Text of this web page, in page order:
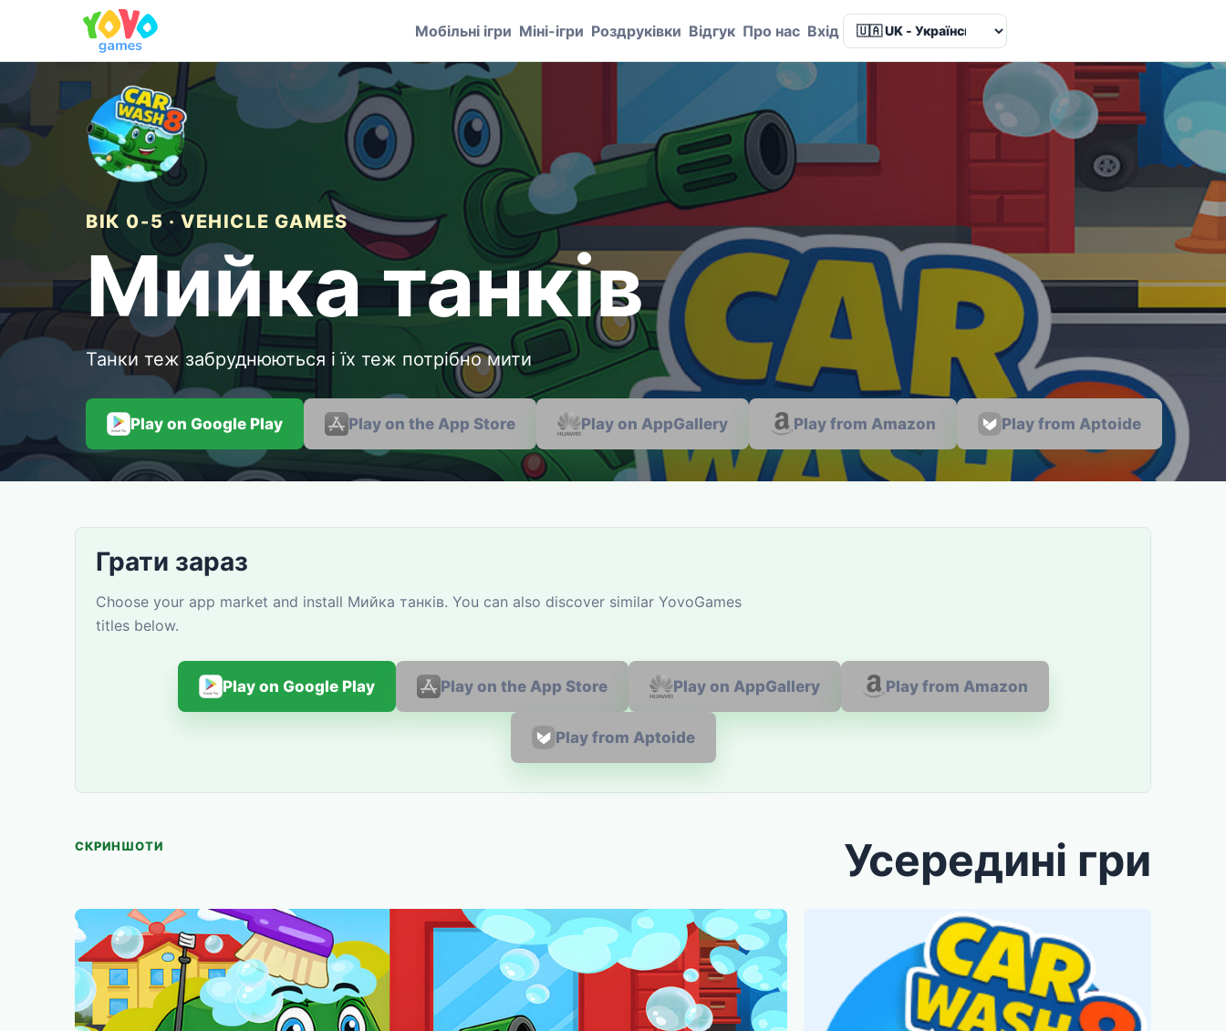
Мобільні ігри Міні-ігри Роздруківки Відгук Про нас Вхід Language
ВІК 0-5 · VEHICLE GAMES
Мийка танків
Танки теж забруднюються і їх теж потрібно мити
Play on Google Play Play on the App Store Play on AppGallery Play from Amazon Play from Aptoide
Грати зараз
Choose your app market and install Мийка танків. You can also discover similar YovoGames
titles below.
Play on Google Play Play on the App Store Play on AppGallery Play from Amazon
Play from Aptoide
СКРИНШОТИ Усередині гри